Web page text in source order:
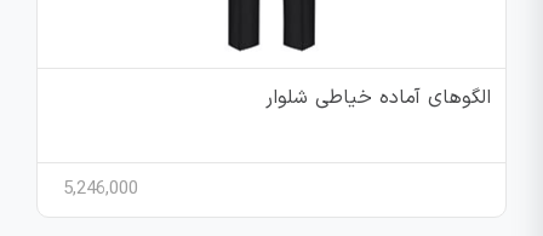
الگوهای آماده خیاطی شلوار
5,246,000